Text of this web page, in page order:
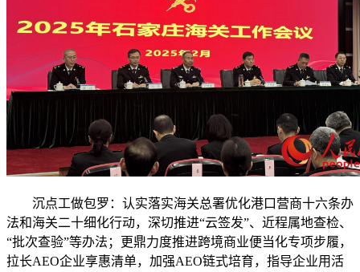
沉点工做包罗：认实落实海关总署优化港口营商十六条办
法和海关二十细化行动，深切推进“云签发”、近程属地查检、
“批次查验”等办法；更鼎力度推进跨境商业便当化专项步履，
拉长AEO企业享惠清单，加强AEO链式培育，指导企业用活